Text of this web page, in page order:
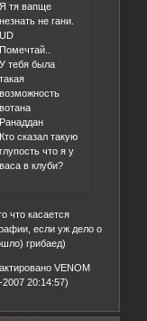
Я тя вапще
незнать не гани.
UD
Помечтай..
У тебя была
такая
возможность
вотана
Ранаддан
Кто сказал такую
глупость что я у
васа в клуби?
что касается
если уж дело о
грибаед)
VENOM
20:14:57)